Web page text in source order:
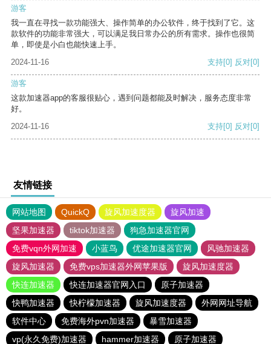
游客
我一直在寻找一款功能强大、操作简单的办公软件，终于找到了它。这
款软件的功能非常强大，可以满足我日常办公的所有需求。操作也很简
单，即使是小白也能快速上手。
2024-11-16
支持[0] 反对[0]
游客
这款加速器app的客服很贴心，遇到问题都能及时解决，服务态度非常
好。
2024-11-16
支持[0] 反对[0]
友情链接
网站地图 QuickQ 旋风加速度器
旋风加速
坚果加速器
tiktok加速器
狗急加速器官网
免费vqn外网加速
小蓝鸟 优途加速器官网
风驰加速器
旋风加速器
免费vps加速器外网苹果版
旋风加速度器
快连加速器
快连加速器官网入口
原子加速器
快鸭加速器
快柠檬加速器 旋风加速度器
外网网址导航
软件中心
免费海外pvn加速器
暴雪加速器
vp(永久免费)加速器
hammer加速器 原子加速器